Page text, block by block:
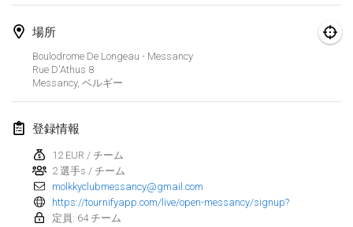
場所
Boulodrome De Longeau - Messancy
Rue D'Athus 8
Messancy, ベルギー
登録情報
12 EUR / チーム
2 選手s / チーム
molkkyclubmessancy@gmail.com
https://tournifyapp.com/live/open-messancy/signup?
定員: 64 チーム
2026年2月1日| オーストラリア
Indoor Polish Open 2026 - Doubles
2026年2月7日
Lazala Indoor Cup ZMGZEG
2026年2月7日|
Indoor Polish Open 2026 - Singles